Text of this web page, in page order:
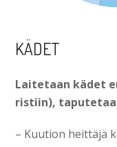
KÄDET
Laitetaan kädet
ristiin),
– Kuution heittäjä